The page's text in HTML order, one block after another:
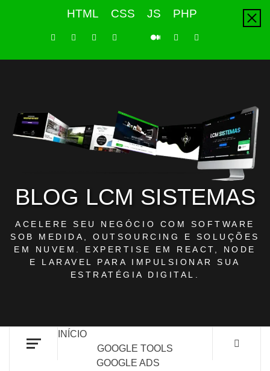
HTML CSS JS PHP
LinkedInInstagramFacebookYoutube PinterestTiktok
BLOG LCM SISTEMAS
ACELERE SEU NEGÓCIO COM SOFTWARE
SOB MEDIDA, OUTSOURCING E SOLUÇÕES
EM NUVEM. EXPERTISE EM REACT, NODE
E LARAVEL PARA IMPULSIONAR SUA
ESTRATÉGIA DIGITAL.
INÍCIO
GOOGLE TOOLS
GOOGLE ADS